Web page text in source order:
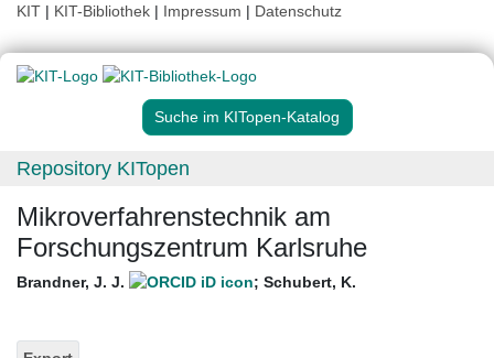
KIT | KIT-Bibliothek | Impressum | Datenschutz
Suche im KITopen-Katalog
Repository KITopen
Mikroverfahrenstechnik am
Forschungszentrum Karlsruhe
Brandner, J. J. ; Schubert, K.